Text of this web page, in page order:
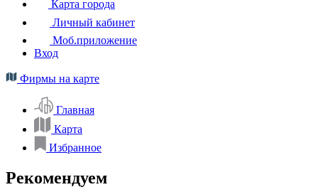
Карта города
Личный кабинет
Моб.приложение
Вход
Фирмы на карте
Главная
Карта
Избранное
Рекомендуем